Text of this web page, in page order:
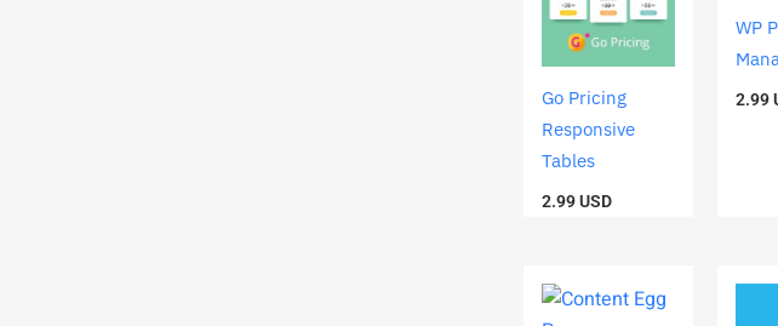
Go Pricing
Responsive
Tables
2.99USD
WP
2.99